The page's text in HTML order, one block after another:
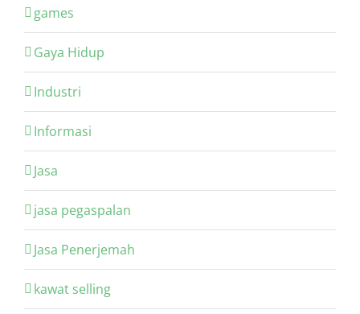
games
Gaya Hidup
Industri
Informasi
Jasa
jasa pegaspalan
Jasa Penerjemah
kawat selling